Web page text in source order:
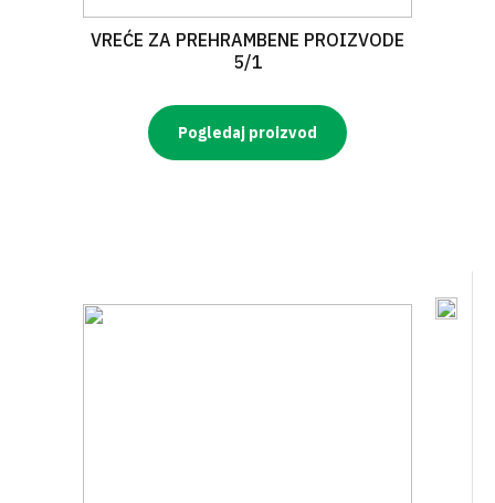
VREĆE ZA PREHRAMBENE PROIZVODE
5/1
Pogledaj proizvod